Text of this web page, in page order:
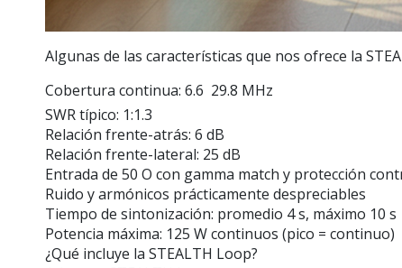
Algunas de las características que nos ofrece la
Cobertura continua: 6.6  29.8 MHz
SWR típico: 1:1.3
Relación frente-atrás: 6 dB
Relación frente-lateral: 25 dB
Entrada de 50 O con gamma match y protección
Ruido y armónicos prácticamente despreciables
Tiempo de sintonización: promedio 4 s, máximo 10 s
Potencia máxima: 125 W continuos (pico = continuo)
¿Qué incluye la STEALTH Loop?